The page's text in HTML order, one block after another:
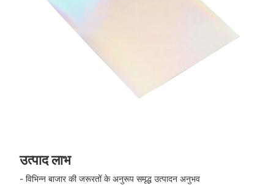
उत्पाद लाभ
- विभिन्न बाजार की जरूरतों के अनुरूप समृद्ध उत्पादन अनुभव